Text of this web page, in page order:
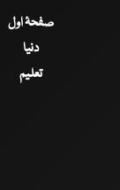
صفحۂ اول
دنیا
تعلیم